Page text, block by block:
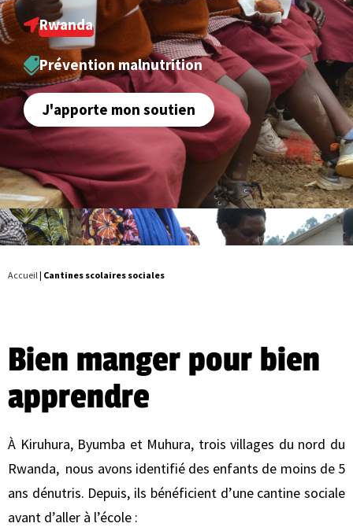
Rwanda
Prévention malnutrition
J'apporte mon soutien
Accueil| Cantines scolaires sociales
Bien manger pour bien
apprendre
À Kiruhura, Byumba et Muhura, trois villages du nord du
Rwanda, nous avons identifié des enfants de moins de 5
ans dénutris. Depuis, ils bénéficient d’une cantine sociale
avant d’aller à l’école :